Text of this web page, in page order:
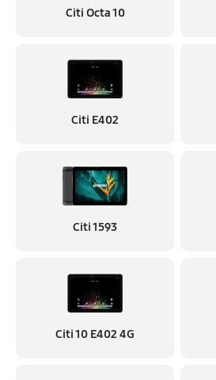
Citi Octa 10
Citi E402
Citi 1593
Citi 10 E402 4G